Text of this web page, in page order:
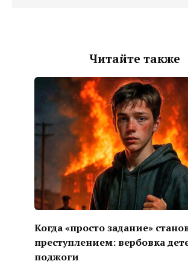
Читайте также
Когда «просто задание»
преступлением: вербовка
поджоги